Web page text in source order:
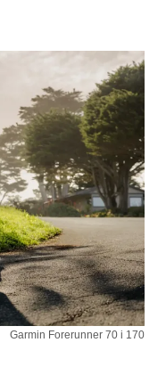
Garmin Forerunner 70 i 170